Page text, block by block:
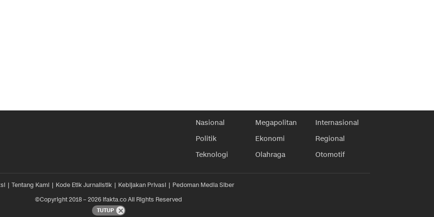
Nasional Megapolitan
Internasional
Politik
Ekonomi
Regional
Teknologi
Olahraga Otomotif
Tentang Kami Kode Etik Jurnalistik Kebijakan Privasi
Pedoman Media Siber
©Copyright 2018 – 2026 ifakta.co All Rights Reserved
TUTUP